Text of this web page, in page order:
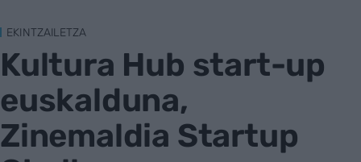
EKINTZAILETZA
Kultura Hub start-up
euskalduna,
Zinemaldia Startup